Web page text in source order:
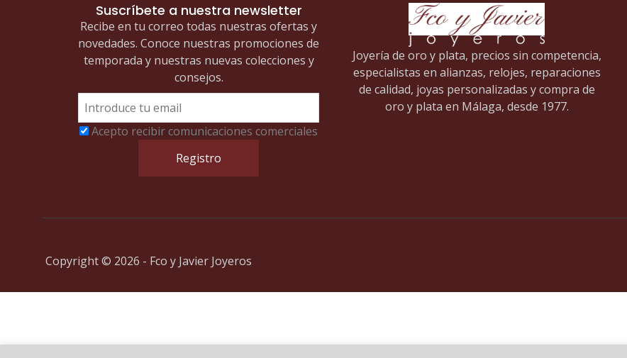
Suscríbete a nuestra newsletter
Recibe en tu correo todas nuestras ofertas y
novedades. Conoce nuestras promociones de
temporada y nuestras nuevas colecciones y
consejos.
Acepto recibir comunicaciones comerciales
Joyería de oro y plata, precios sin competencia,
especialistas en alianzas, relojes, reparaciones
de calidad, joyas personalizadas y compra de
oro y plata en Málaga, desde 1977.
Copyright © 2026 - Fco y Javier Joyeros